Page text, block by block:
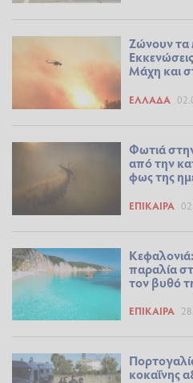
Ζώνουν τα
Μάχη και
ΕΛΛΆΔΑ
Φωτιά
από την
φως της
ΕΠΊΚΑΙΡΑ
παραλία
τον βυθό
ΕΠΊΚΑΙΡΑ
κοκαΐνης